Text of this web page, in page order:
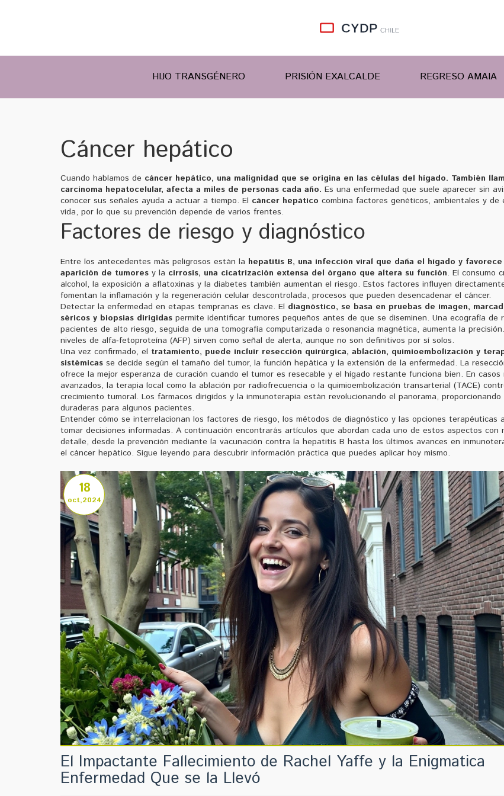
HIJO TRANSGÉNERO PRISIÓN EXALCALDE REGRESO AMAIA
Cáncer hepático
Cuando hablamos de cáncer hepático, una malignidad que se origina en las células del hígado. También
carcinoma hepatocelular, afecta a miles de personas cada año. Es una enfermedad que suele aparecer sin
conocer sus señales ayuda a actuar a tiempo. El cáncer hepático combina factores genéticos, ambientales y de
vida, por lo que su prevención depende de varios frentes.
Factores de riesgo y diagnóstico
Entre los antecedentes más peligrosos están la hepatitis B, una infección viral que daña el hígado y favorece
aparición de tumores y la cirrosis, una cicatrización extensa del órgano que altera su función. El consumo
alcohol, la exposición a aflatoxinas y la diabetes también aumentan el riesgo. Estos factores influyen
fomentan la inflamación y la regeneración celular descontrolada, procesos que pueden desencadenar el cáncer.
Detectar la enfermedad en etapas tempranas es clave. El diagnóstico, se basa en pruebas de imagen,
séricos y biopsias dirigidas permite identificar tumores pequeños antes de que se diseminen. Una ecografía de
pacientes de alto riesgo, seguida de una tomografía computarizada o resonancia magnética, aumenta la
niveles de alfa‑fetoproteína (AFP) sirven como señal de alerta, aunque no son definitivos por sí solos.
Una vez confirmado, el tratamiento, puede incluir resección quirúrgica, ablación, quimioembolización y
sistémicas se decide según el tamaño del tumor, la función hepática y la extensión de la enfermedad. La
ofrece la mejor esperanza de curación cuando el tumor es resecable y el hígado restante funciona bien. En casos
avanzados, la terapia local como la ablación por radiofrecuencia o la quimioembolización transarterial (TACE)
crecimiento tumoral. Los fármacos dirigidos y la inmunoterapia están revolucionando el panorama,
duraderas para algunos pacientes.
Entender cómo se interrelacionan los factores de riesgo, los métodos de diagnóstico y las opciones terapéuticas
tomar decisiones informadas. A continuación encontrarás artículos que abordan cada uno de estos aspectos con
detalle, desde la prevención mediante la vacunación contra la hepatitis B hasta los últimos avances en
el cáncer hepático. Sigue leyendo para descubrir información práctica que puedes aplicar hoy mismo.
18
oct,2024
El Impactante Fallecimiento de Rachel Yaffe y la Enigmatica
Enfermedad Que se la Llevó